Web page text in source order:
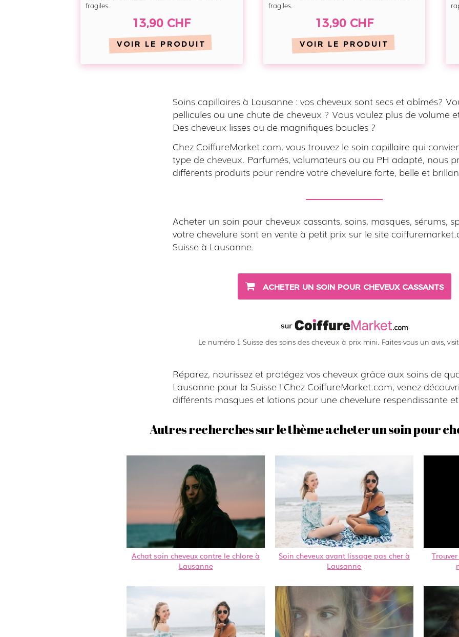
fragiles.
13,90 CHF
VOIR LE PRODUIT
fragiles.
13,90 CHF
VOIR LE PRODUIT
Soins capillaires à Lausanne : vos cheveux sont secs et abîmés?
pellicules ou une chute de cheveux ? Vous voulez plus de volume
Des cheveux lisses ou de magnifiques boucles ?
Chez CoiffureMarket.com, vous trouvez le soin capillaire qui
type de cheveux. Parfumés, volumateurs ou au PH adapté, nous
différents produits pour rendre votre chevelure forte, belle et
Acheter un soin pour cheveux cassants, soins, masques, sérums,
votre chevelure sont en vente à petit prix sur le site
Suisse à Lausanne.
ACHETER UN SOIN POUR CHEVEUX CASSANTS
Le numéro 1 Suisse des soins des cheveux à prix mini. Faites-vous un avis,
Réparez, nourissez et protégez vos cheveux grâce aux soins de
Lausanne pour la Suisse ! Chez CoiffureMarket.com, venez
différents masques et lotions pour une chevelure respendissante
Autres recherches sur le thème acheter un soin pour
Achat soin cheveux contre le chlore à
Lausanne
Soin cheveux avant lissage pas cher à
Lausanne